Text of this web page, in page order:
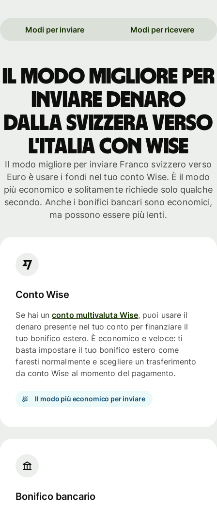
Modi per inviare Modi per ricevere
Il modo migliore per
inviare denaro
dalla Svizzera verso
l'Italia con Wise
Il modo migliore per inviare Franco svizzero verso
Euro è usare i fondi nel tuo conto Wise. È il modo
più economico e solitamente richiede solo qualche
secondo. Anche i bonifici bancari sono economici,
ma possono essere più lenti.
Conto Wise
Se hai unconto multivaluta Wise, puoi usare il
denaro presente nel tuo conto per finanziare il
tuo bonifico estero. È economico e veloce: ti
basta impostare il tuo bonifico estero come
faresti normalmente e scegliere un trasferimento
da conto Wise al momento del pagamento.
Il modo più economico per inviare
Bonifico bancario